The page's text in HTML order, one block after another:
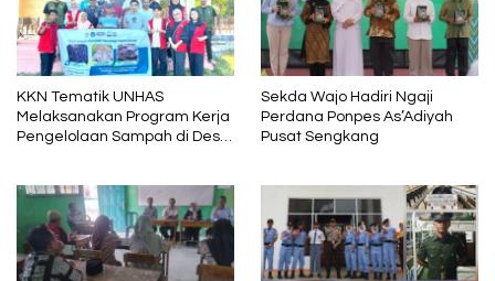
KKN Tematik UNHAS
Melaksanakan Program Kerja
Pengelolaan Sampah di Desa
Sekda Wajo Hadiri Ngaji
Perdana Ponpes As’Adiyah
Pusat Sengkang